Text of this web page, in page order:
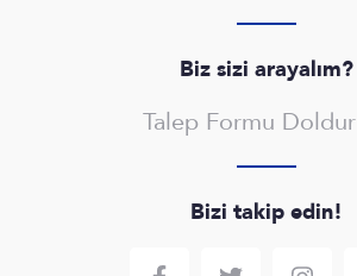
Biz sizi arayalım?
Talep Formu Doldur
Bizi takip edin!